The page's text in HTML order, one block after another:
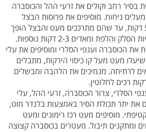
רחב וקולים את זרעי ההל והכוסברה
ניחוח. מוסיפים את פרוסות הבצל
ושיני השום ומאדים כ-5 דקות, עד שהם מתרככים מעט והבצל הופך
ומאדים 2-3 דקות נוספות.
את הכוסברה וענפי הסלרי ומוסיפים את עלי
מעט מעל קו כיסוי הירקות, מתבלים
לרתיחה. מנמיכים את הלהבה ומבשלים
רכים לחלוטין.
הסלרי, צרור הכוסברה, זרעי ההל, עלי
את יתר תכולת הסיר באמצעות בלנדר מוט,
מוסיפים מעט רכז רימונים ומעט
ומתקנים תיבול. מעטרים בכוסברה קצוצה